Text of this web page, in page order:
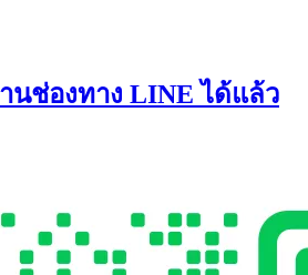
นช่องทาง LINE ได้แล้ว